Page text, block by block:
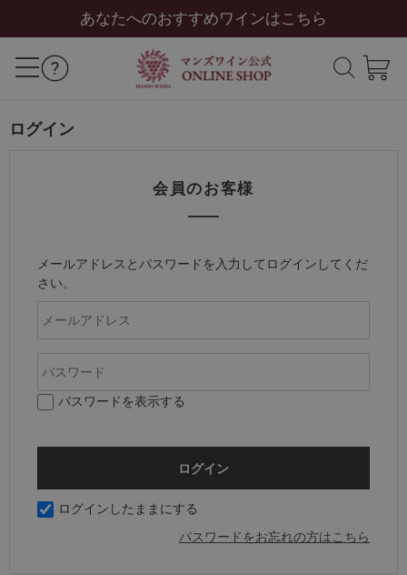
あなたへのおすすめワインはこちら
ログイン
会員のお客様
メールアドレスとパスワードを入力してログインしてくだ
さい。
パスワードを表示する
ログインしたままにする
パスワードをお忘れの方はこちら